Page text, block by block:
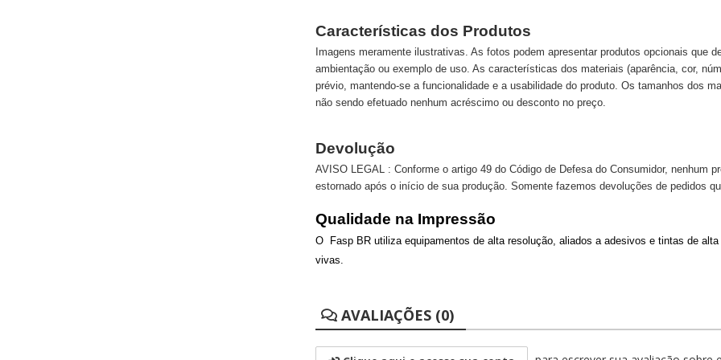
Características dos Produtos
Imagens meramente ilustrativas. As fotos podem apresentar produtos opcionais que
ambientação ou exemplo de uso. As características dos materiais (aparência, cor,
prévio, mantendo-se a funcionalidade e a usabilidade do produto. Os tamanhos dos
não sendo efetuado nenhum acréscimo ou desconto no preço.
Devolução
AVISO LEGAL : Conforme o artigo 49 do Código de Defesa do Consumidor, nenhum
estornado após o início de sua produção. Somente fazemos devoluções de pedidos
Qualidade na Impressão
O Fasp BR utiliza equipamentos de alta resolução, aliados a adesivos e tintas de
vivas.
AVALIAÇÕES (0)